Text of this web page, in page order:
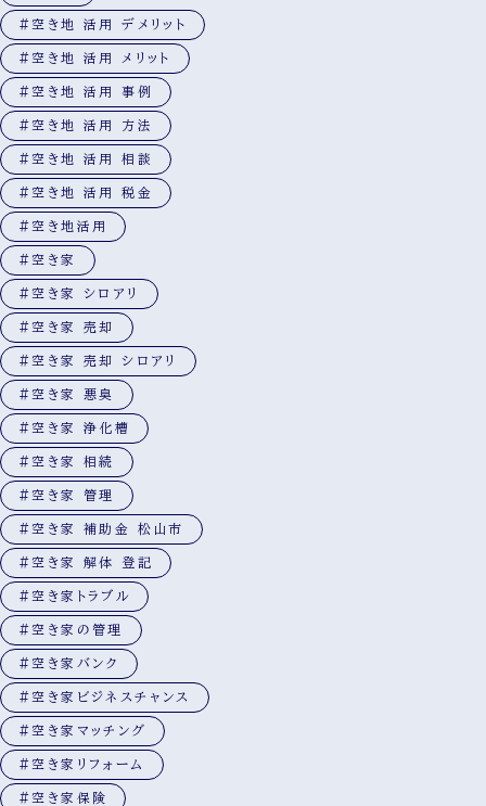
#空き地 活用 デメリット
#空き地 活用 メリット
#空き地 活用 事例
#空き地 活用 方法
#空き地 活用 相談
#空き地 活用 税金
#空き地活用
#空き家
#空き家 シロアリ
#空き家 売却
#空き家 売却 シロアリ
#空き家 悪臭
#空き家 浄化槽
#空き家 相続
#空き家 管理
#空き家 補助金 松山市
#空き家 解体 登記
#空き家トラブル
#空き家の管理
#空き家バンク
#空き家ビジネスチャンス
#空き家マッチング
#空き家リフォーム
#空き家保険